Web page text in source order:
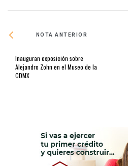
NOTA ANTERIOR
Inauguran exposición sobre
Alejandro Zohn en el Museo de la
CDMX